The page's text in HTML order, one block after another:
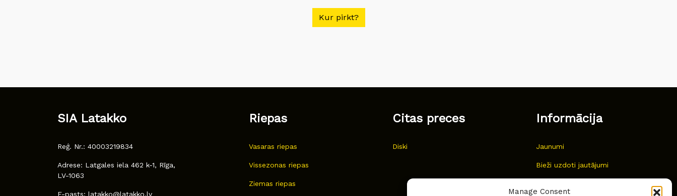
Manage Consent
Kur pirkt?
SIA Latakko
Reģ. Nr.: 40003219834
Adrese: Latgales iela 462 k-1, Rīga,
LV-1063
E-pasts: latakko@latakko.lv
Riepas
Vasaras riepas
Vissezonas riepas
Ziemas riepas
Citas preces
Diski
Informācija
Jaunumi
Bieži uzdoti jautājumi